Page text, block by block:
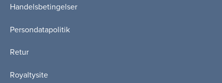
Handelsbetingelser
Persondatapolitik
Retur
Royaltysite